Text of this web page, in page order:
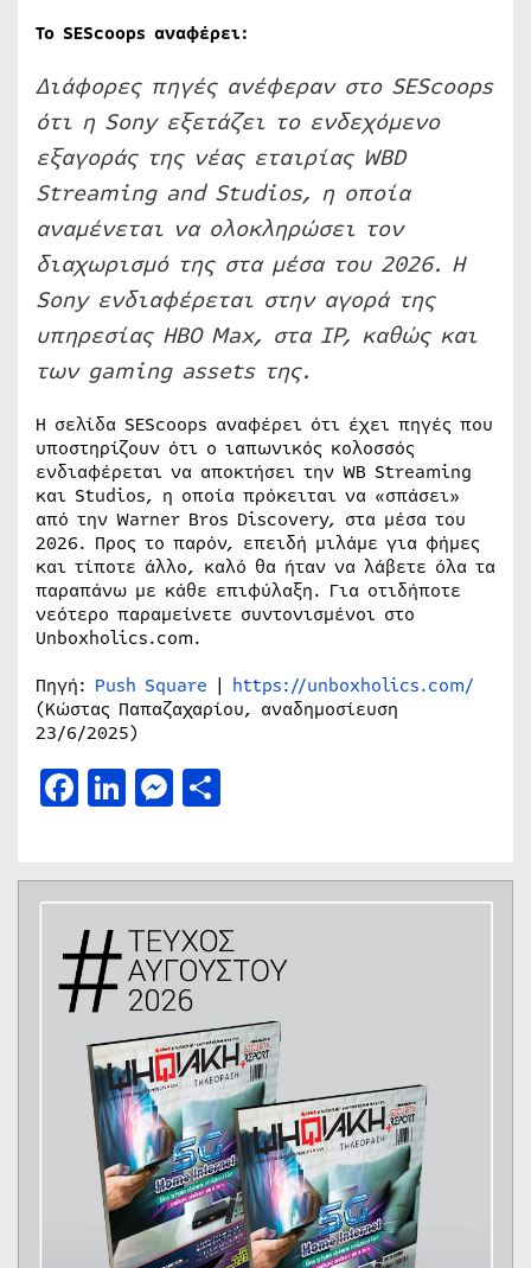
Το SEScoops αναφέρει:
Διάφορες πηγές ανέφεραν στο SEScoops
ότι η Sony εξετάζει το ενδεχόμενο
εξαγοράς της νέας εταιρίας WBD
Streaming and Studios, η οποία
αναμένεται να ολοκληρώσει τον
διαχωρισμό της στα μέσα του 2026. Η
Sony ενδιαφέρεται στην αγορά της
υπηρεσίας HBO Max, στα IP, καθώς και
των gaming assets της.
Η σελίδα SEScoops αναφέρει ότι έχει πηγές που
υποστηρίζουν ότι ο ιαπωνικός κολοσσός
ενδιαφέρεται να αποκτήσει την WB Streaming
και Studios, η οποία πρόκειται να «σπάσει»
από την Warner Bros Discovery, στα μέσα του
2026. Προς το παρόν, επειδή μιλάμε για φήμες
και τίποτε άλλο, καλό θα ήταν να λάβετε όλα τα
παραπάνω με κάθε επιφύλαξη. Για οτιδήποτε
νεότερο παραμείνετε συντονισμένοι στο
Unboxholics.com.
Πηγή: Push Square | https://unboxholics.com/
(Κώστας Παπαζαχαρίου, αναδημοσίευση
23/6/2025)
Facebook
LinkedIn
Messenger